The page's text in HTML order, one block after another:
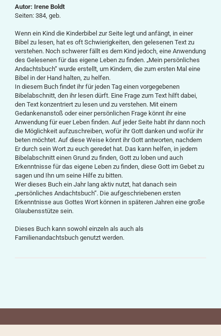
Autor: Irene Boldt
Seiten: 384, geb.
Wenn ein Kind die Kinderbibel zur Seite legt und anfängt, in einer
Bibel zu lesen, hat es oft Schwierigkeiten, den gelesenen Text zu
verstehen. Noch schwerer fällt es dem Kind jedoch, eine Anwendung
des Gelesenen für das eigene Leben zu finden. „Mein persönliches
Andachtsbuch“ wurde erstellt, um Kindern, die zum ersten Mal eine
Bibel in der Hand halten, zu helfen.
In diesem Buch findet ihr für jeden Tag einen vorgegebenen
Bibelabschnitt, den ihr lesen dürft. Eine Frage zum Text hilft dabei,
den Text konzentriert zu lesen und zu verstehen. Mit einem
Gedankenanstoß oder einer persönlichen Frage könnt ihr eine
Anwendung für euer Leben finden. Auf jeder Seite habt ihr dann noch
die Möglichkeit aufzuschreiben, wofür ihr Gott danken und wofür ihr
beten möchtet. Auf diese Weise könnt ihr Gott antworten, nachdem
Er durch sein Wort zu euch geredet hat. Das kann helfen, in jedem
Bibelabschnitt einen Grund zu finden, Gott zu loben und auch
Erkenntnisse für das eigene Leben zu finden, diese Gott im Gebet zu
sagen und Ihn um seine Hilfe zu bitten.
Wer dieses Buch ein Jahr lang aktiv nutzt, hat danach sein
„persönliches Andachtsbuch“. Die aufgeschriebenen ersten
Erkenntnisse aus Gottes Wort können in späteren Jahren eine große
Glaubensstütze sein.
Dieses Buch kann sowohl einzeln als auch als
Familienandachtsbuch genutzt werden.